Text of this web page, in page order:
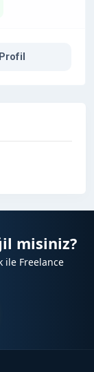
misiniz?
ile Freelance